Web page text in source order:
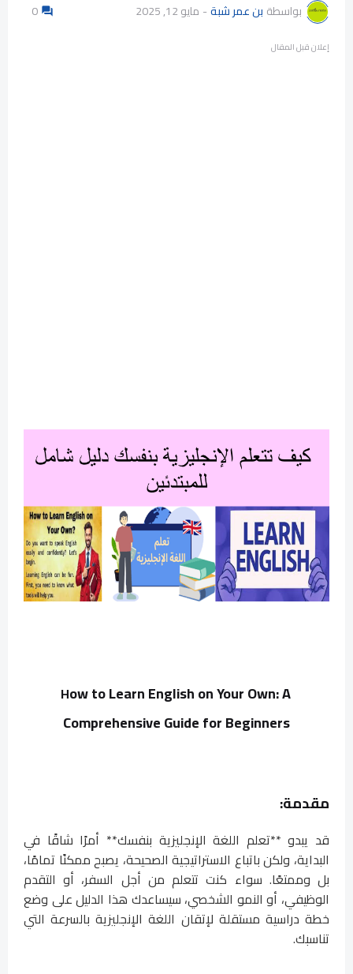
بواسطة بن عمر شبة- مايو 12, 2025 0
إعلان قبل المقال
How to Learn English on Your Own: A
Comprehensive Guide for Beginners
مقدمة:
قد يبدو **تعلم اللغة الإنجليزية بنفسك** أمرًا شاقًا في
البداية، ولكن باتباع الاستراتيجية الصحيحة، يصبح ممكنًا تمامًا،
بل وممتعًا. سواء كنت تتعلم من أجل السفر، أو التقدم
الوظيفي، أو النمو الشخصي، سيساعدك هذا الدليل على وضع
خطة دراسية مستقلة لإتقان اللغة الإنجليزية بالسرعة التي
تناسبك.